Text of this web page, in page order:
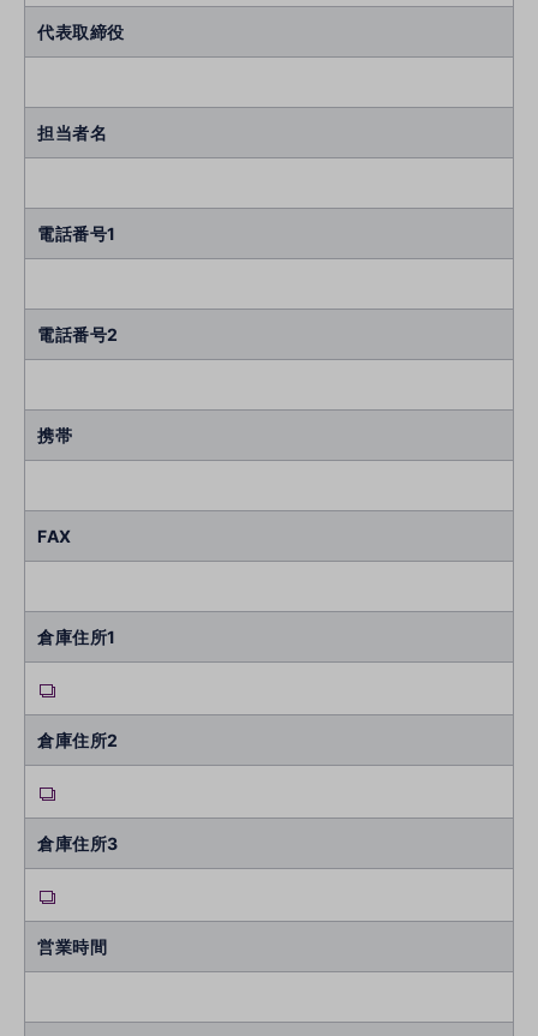
代表取締役
担当者名
電話番号1
電話番号2
携帯
FAX
倉庫住所1
倉庫住所2
倉庫住所3
営業時間